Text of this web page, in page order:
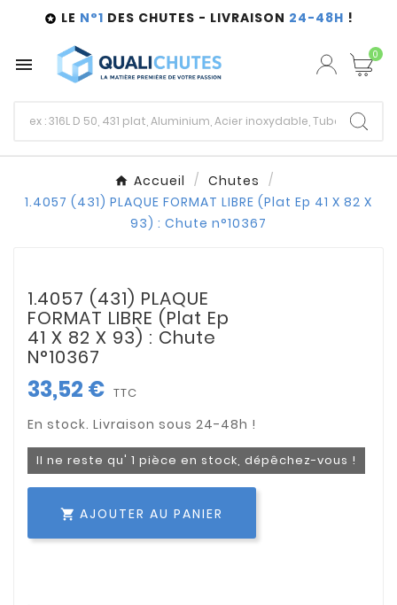
 LE N°1 DES CHUTES - LIVRAISON 24-48H !
 0
Accueil
Chutes
1.4057 (431) PLAQUE FORMAT LIBRE (Plat Ep 41 X 82 X
93) : Chute n°10367
1.4057 (431) PLAQUE
FORMAT LIBRE (Plat Ep
41 X 82 X 93) : Chute
N°10367
33,52 € TTC
Il ne reste qu' 1 pièce en stock, dépêchez-vous !
 AJOUTER AU PANIER